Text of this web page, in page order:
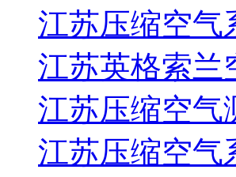
江苏压缩空气
江苏英格索兰
江苏压缩空气
江苏压缩空气